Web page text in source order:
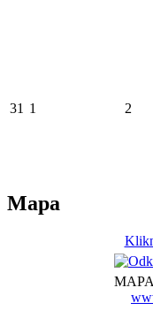
31 1 2
Mapa